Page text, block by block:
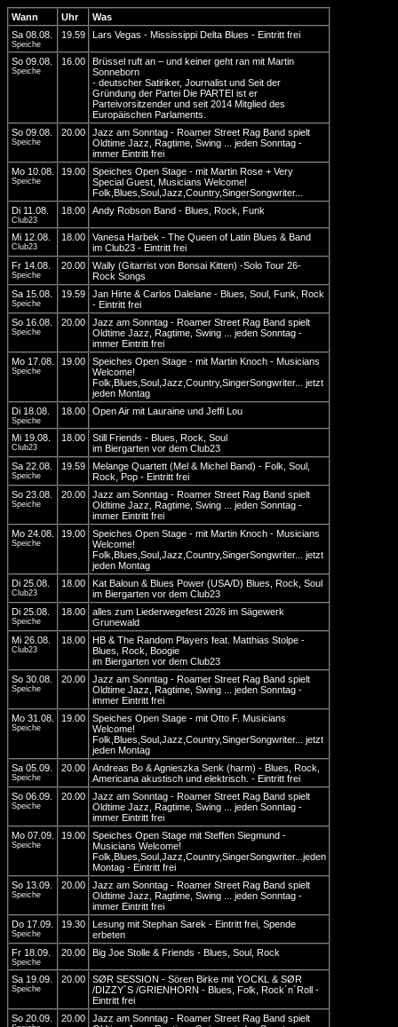
Wann Uhr
Was
Sa 08.08.
Speiche
19.59 Lars Vegas - Mississippi Delta Blues - Eintritt frei
So 09.08.
Speiche
16.00
Brüssel ruft an – und keiner geht ran mit Martin
Sonneborn
- deutscher Satiriker, Journalist und Seit der
Gründung der Partei Die PARTEI ist er
Parteivorsitzender und seit 2014 Mitglied des
Europäischen Parlaments.
So 09.08.
Speiche
20.00
Jazz am Sonntag - Roamer Street Rag Band spielt
Oldtime Jazz, Ragtime, Swing ... jeden Sonntag -
immer Eintritt frei
Mo 10.08.
Speiche
19.00
Speiches Open Stage - mit Martin Rose + Very
Special Guest, Musicians Welcome!
Folk,Blues,Soul,Jazz,Country,SingerSongwriter...
Di 11.08.
Club23
18.00 Andy Robson Band - Blues, Rock, Funk
Mi 12.08.
Club23
18.00
Vanesa Harbek - The Queen of Latin Blues & Band
im Club23 - Eintritt frei
Fr 14.08.
Speiche
20.00
Wally (Gitarrist von Bonsai Kitten) -Solo Tour 26-
Rock Songs
Sa 15.08.
Speiche
19.59
Jan Hirte & Carlos Dalelane - Blues, Soul, Funk, Rock
- Eintritt frei
So 16.08.
Speiche
20.00
Jazz am Sonntag - Roamer Street Rag Band spielt
Oldtime Jazz, Ragtime, Swing ... jeden Sonntag -
immer Eintritt frei
Mo 17.08.
Speiche
19.00
Speiches Open Stage - mit Martin Knoch - Musicians
Welcome!
Folk,Blues,Soul,Jazz,Country,SingerSongwriter... jetzt
jeden Montag
Di 18.08.
Speiche
18.00 Open Air mit Lauraine und Jeffi Lou
Mi 19.08.
Club23
18.00
Still Friends - Blues, Rock, Soul
im Biergarten vor dem Club23
Sa 22.08.
Speiche
19.59
Melange Quartett (Mel & Michel Band) - Folk, Soul,
Rock, Pop - Eintritt frei
So 23.08.
Speiche
20.00
Jazz am Sonntag - Roamer Street Rag Band spielt
Oldtime Jazz, Ragtime, Swing ... jeden Sonntag -
immer Eintritt frei
Mo 24.08.
Speiche
19.00
Speiches Open Stage - mit Martin Knoch - Musicians
Welcome!
Folk,Blues,Soul,Jazz,Country,SingerSongwriter... jetzt
jeden Montag
Di 25.08.
Club23
18.00
Kat Baloun & Blues Power (USA/D) Blues, Rock, Soul
im Biergarten vor dem Club23
Di 25.08.
Speiche
18.00
alles zum Liederwegefest 2026 im Sägewerk
Grunewald
Mi 26.08.
Club23
18.00
HB & The Random Players feat. Matthias Stolpe -
Blues, Rock, Boogie
im Biergarten vor dem Club23
So 30.08.
Speiche
20.00
Jazz am Sonntag - Roamer Street Rag Band spielt
Oldtime Jazz, Ragtime, Swing ... jeden Sonntag -
immer Eintritt frei
Mo 31.08.
Speiche
19.00
Speiches Open Stage - mit Otto F. Musicians
Welcome!
Folk,Blues,Soul,Jazz,Country,SingerSongwriter... jetzt
jeden Montag
Sa 05.09.
Speiche
20.00
Andreas Bo & Agnieszka Senk (harm) - Blues, Rock,
Americana akustisch und elektrisch. - Eintritt frei
So 06.09.
Speiche
20.00
Jazz am Sonntag - Roamer Street Rag Band spielt
Oldtime Jazz, Ragtime, Swing ... jeden Sonntag -
immer Eintritt frei
Mo 07.09.
Speiche
19.00
Speiches Open Stage mit Steffen Siegmund -
Musicians Welcome!
Folk,Blues,Soul,Jazz,Country,SingerSongwriter...jeden
Montag - Eintritt frei
So 13.09.
Speiche
20.00
Jazz am Sonntag - Roamer Street Rag Band spielt
Oldtime Jazz, Ragtime, Swing ... jeden Sonntag -
immer Eintritt frei
Do 17.09.
Speiche
19.30
Lesung mit Stephan Sarek - Eintritt frei, Spende
erbeten
Fr 18.09.
Speiche
20.00 Big Joe Stolle & Friends - Blues, Soul, Rock
Sa 19.09.
Speiche
20.00
SØR SESSION - Sören Birke mit YOCKL & SØR
/DIZZY´S /GRIENHORN - Blues, Folk, Rock´n´Roll -
Eintritt frei
So 20.09.
20.00
Jazz am Sonntag - Roamer Street Rag Band spielt